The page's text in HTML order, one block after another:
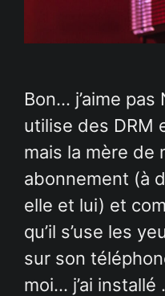
Bon… j’aime
utilise des DRM
mais la mère de
abonnement (à
elle et lui) et
qu’il s’use les
sur son
moi… j’ai installé